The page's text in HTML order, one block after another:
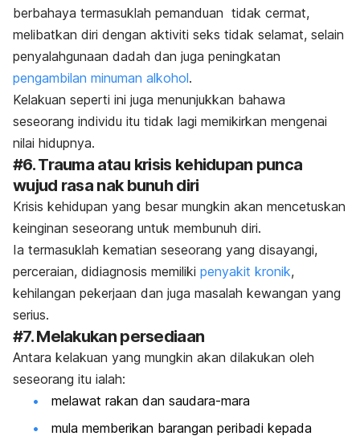
berbahaya termasuklah pemanduan tidak cermat,
melibatkan diri dengan aktiviti seks tidak selamat, selain
penyalahgunaan dadah dan juga peningkatan
pengambilan minuman alkohol.
Kelakuan seperti ini juga menunjukkan bahawa
seseorang individu itu tidak lagi memikirkan mengenai
nilai hidupnya.
#6. Trauma atau krisis kehidupan punca
wujud rasa nak bunuh diri
Krisis kehidupan yang besar mungkin akan mencetuskan
keinginan seseorang untuk membunuh diri.
Ia termasuklah kematian seseorang yang disayangi,
perceraian, didiagnosis memiliki penyakit kronik,
kehilangan pekerjaan dan juga masalah kewangan yang
serius.
#7. Melakukan persediaan
Antara kelakuan yang mungkin akan dilakukan oleh
seseorang itu ialah:
melawat rakan dan saudara-mara
mula memberikan barangan peribadi kepada